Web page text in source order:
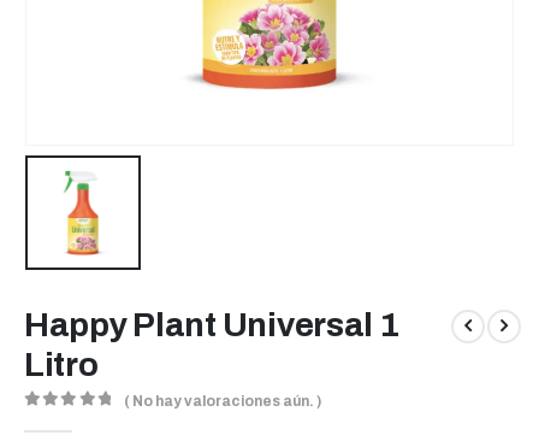
Happy Plant Universal 1
Litro
( No hay valoraciones aún. )